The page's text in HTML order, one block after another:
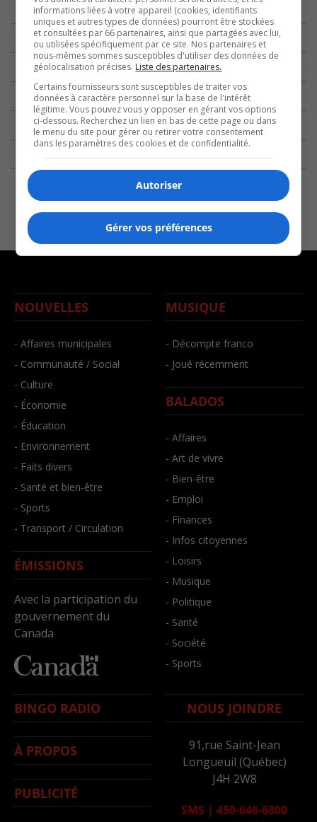
NOUVELLES
- Affaires municipales
- Communauté / Social
- Culture
- Économie
- Éducation
- Environnement
- Faits divers
- Santé et bien-être
- Sports
- Transport / Circulation
ÉMISSIONS
Avec la participation du
gouvernement du
Canada
MUSIQUE
- Décompte franco
- Joué récemment
BALADOS
- Affaires
- Art de vivre
- Bien-être
- Emploi
- Finances
- Infos citoyennes
- Loisirs
- Musique
- Politique
- Santé
- Société
- Sports
BINGO RADIO
À PROPOS
PUBLICITÉ
NOUS JOINDRE
91,rue Saint-Jean
Longueuil (Québec)
J4H 2W8
SMS | 450-646-6800
informations liées à votre appareil (cookies, identifiants
uniques et autres types de données) pourront être stockées
et consultées par 66 partenaires, ainsi que partagées avec lui,
ou utilisées spécifiquement par ce site. Nos partenaires et
nous-mêmes sommes susceptibles d'utiliser des données de
géolocalisation précises. Liste des partenaires.
Certains fournisseurs sont susceptibles de traiter vos
données à caractère personnel sur la base de l'intérêt
légitime. Vous pouvez vous y opposer en gérant vos options
ci-dessous. Recherchez un lien en bas de cette page ou dans
le menu du site pour gérer ou retirer votre consentement
dans les paramètres des cookies et de confidentialité.
Autoriser
Gérer vos préférences